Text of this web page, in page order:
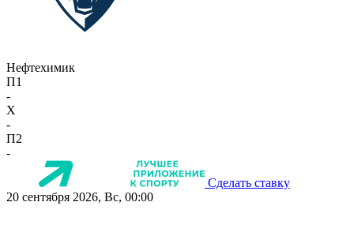
Нефтехимик
П1
-
X
-
П2
-
Сделать ставку
20 сентября 2026, Вс, 00:00